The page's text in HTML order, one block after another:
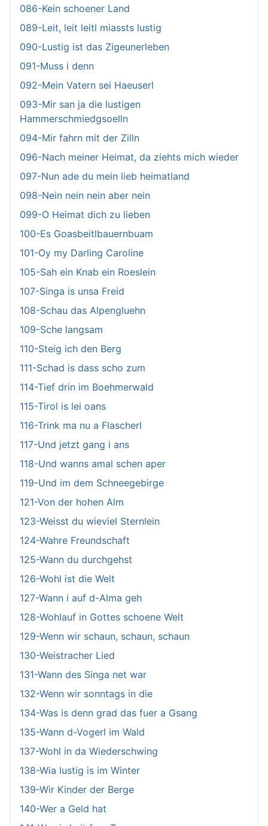
086-Kein schoener Land
089-Leit, leit leitl miassts lustig
090-Lustig ist das Zigeunerleben
091-Muss i denn
092-Mein Vatern sei Haeuserl
093-Mir san ja die lustigen
Hammerschmiedgsoelln
094-Mir fahrn mit der Zilln
096-Nach meiner Heimat, da ziehts mich wieder
097-Nun ade du mein lieb heimatland
098-Nein nein nein aber nein
099-O Heimat dich zu lieben
100-Es Goasbeitlbauernbuam
101-Oy my Darling Caroline
105-Sah ein Knab ein Roeslein
107-Singa is unsa Freid
108-Schau das Alpengluehn
109-Sche langsam
110-Steig ich den Berg
111-Schad is dass scho zum
114-Tief drin im Boehmerwald
115-Tirol is lei oans
116-Trink ma nu a Flascherl
117-Und jetzt gang i ans
118-Und wanns amal schen aper
119-Und im dem Schneegebirge
121-Von der hohen Alm
123-Weisst du wieviel Sternlein
124-Wahre Freundschaft
125-Wann du durchgehst
126-Wohl ist die Welt
127-Wann i auf d-Alma geh
128-Wohlauf in Gottes schoene Welt
129-Wenn wir schaun, schaun, schaun
130-Weistracher Lied
131-Wann des Singa net war
132-Wenn wir sonntags in die
134-Was is denn grad das fuer a Gsang
135-Wann d-Vogerl im Wald
137-Wohl in da Wiederschwing
138-Wia lustig is im Winter
139-Wir Kinder der Berge
140-Wer a Geld hat